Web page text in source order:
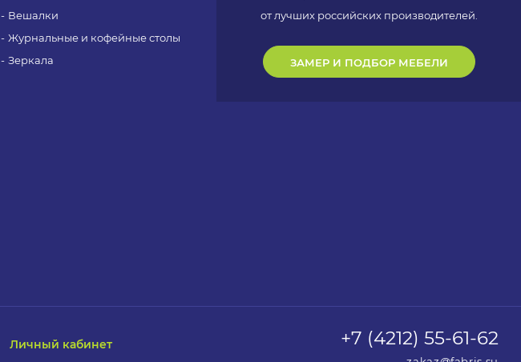
Вешалки
Журнальные и кофейные столы
Зеркала
от лучших российских производителей.
ЗАМЕР И ПОДБОР МЕБЕЛИ
Личный кабинет +7 (4212) 55-61-62